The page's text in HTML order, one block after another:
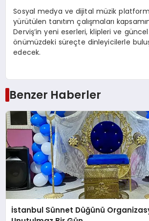
Sosyal medya ve dijital müzik
yürütülen tanıtım çalışmaları
Derviş’in yeni eserleri, klipleri ve
önümüzdeki süreçte dinleyicilerle
edecek.
Benzer Haberler
İstanbul Sünnet Düğünü